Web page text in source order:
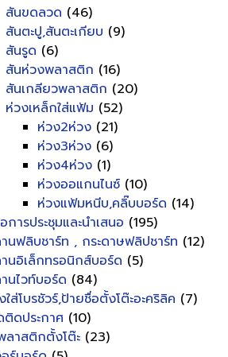
สันขดลวด (46)
สันตะปู,สันตะเกียบ (9)
สันรูด (6)
สันห่วงพลาสติก (16)
สันเกลียวพลาสติก (20)
ห่วงเหล็กใส่แฟ้ม (52)
ห่วง2ห่วง (21)
ห่วง3ห่วง (6)
ห่วง4ห่วง (1)
ห่วงออแกนไนซ์ (10)
ห่วงแฟ้มหนีบ,คลิ๊บบอร์ด (14)
ารประชุมและนำเสนอ (195)
านฟลิบชาร์ท , กระดาษฟลิปชาร์ท (12)
านอิเล็กทรอนิกส์บอร์ด (5)
นไวท์บอร์ด (84)
ส่โบรชัวร์,ป้ายชื่อตั้งโต๊ะอะคริลิค (7)
ติดประกาศ (10)
ลาสติกตั้งโต๊ะ (23)